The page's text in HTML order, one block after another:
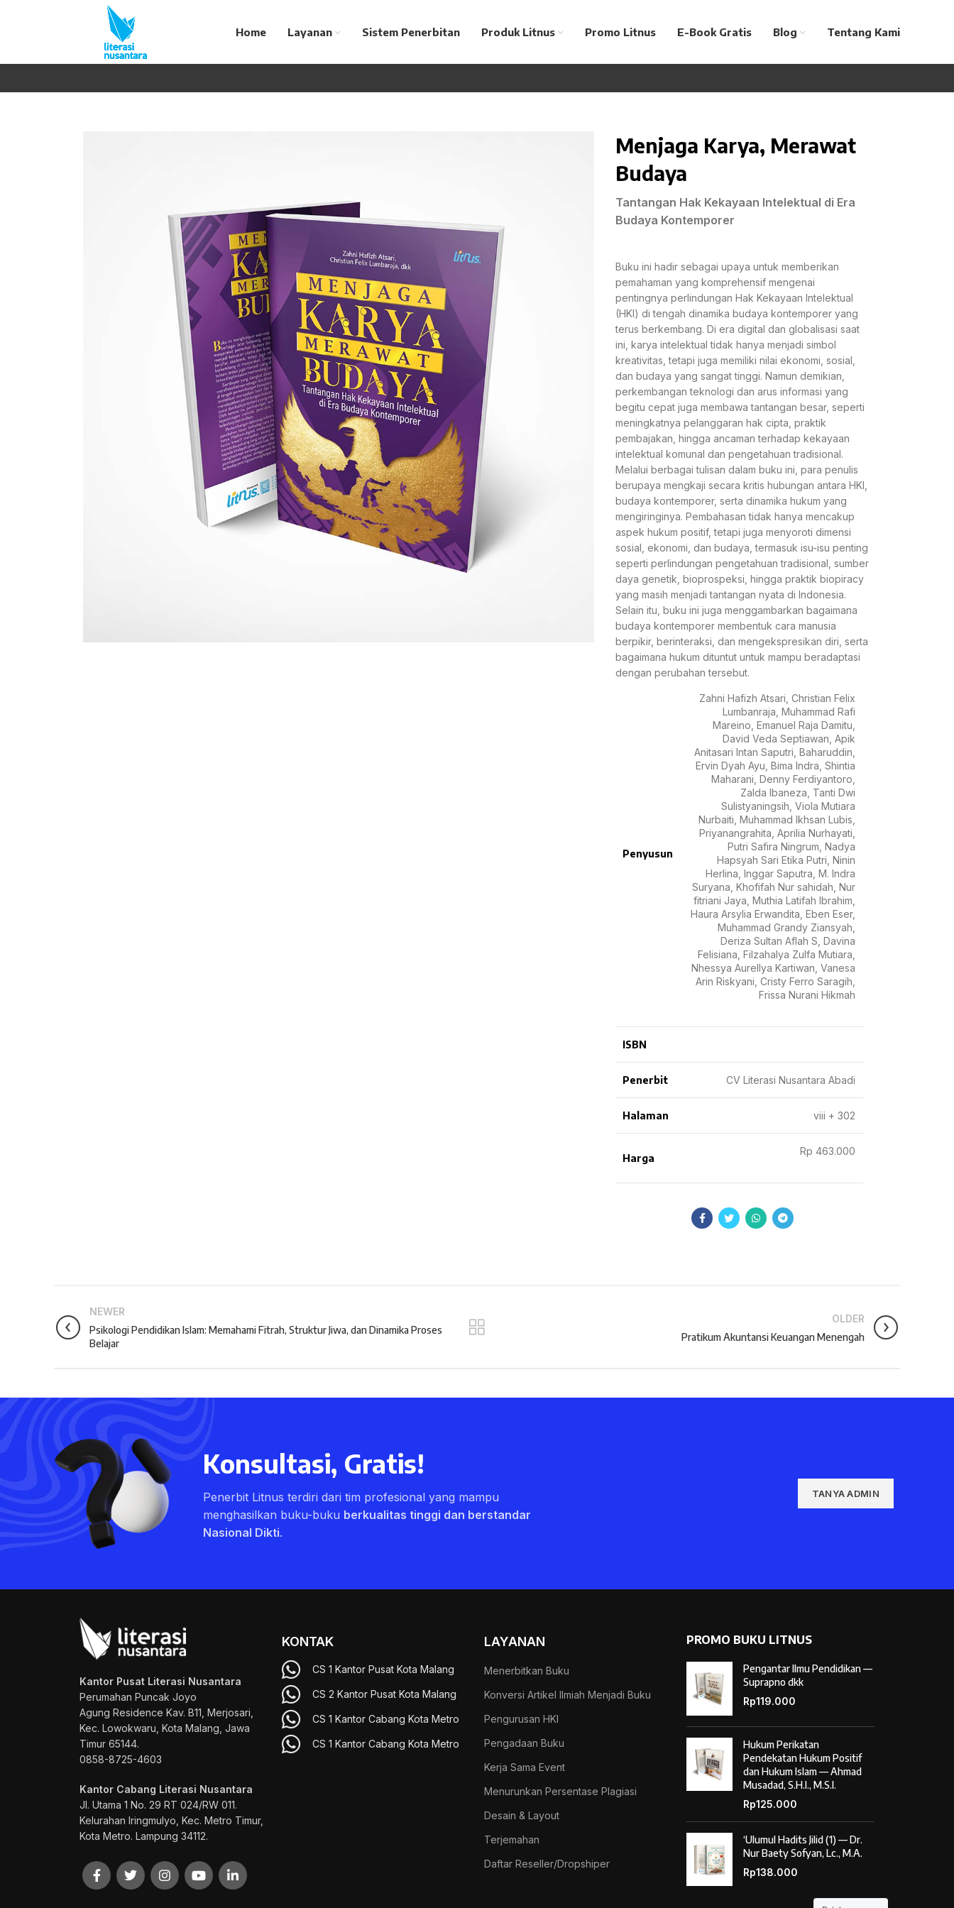
Home Layanan Sistem Penerbitan Produk Litnus Promo Litnus E-Book Gratis Blog Tentang Kami
Menjaga Karya, Merawat
Budaya
Tantangan Hak Kekayaan Intelektual di Era
Budaya Kontemporer
Buku ini hadir sebagai upaya untuk memberikan
pemahaman yang komprehensif mengenai
pentingnya perlindungan Hak Kekayaan Intelektual
(HKI) di tengah dinamika budaya kontemporer yang
terus berkembang. Di era digital dan globalisasi saat
ini, karya intelektual tidak hanya menjadi simbol
kreativitas, tetapi juga memiliki nilai ekonomi, sosial,
dan budaya yang sangat tinggi. Namun demikian,
perkembangan teknologi dan arus informasi yang
begitu cepat juga membawa tantangan besar, seperti
meningkatnya pelanggaran hak cipta, praktik
pembajakan, hingga ancaman terhadap kekayaan
intelektual komunal dan pengetahuan tradisional.
Melalui berbagai tulisan dalam buku ini, para penulis
berupaya mengkaji secara kritis hubungan antara HKI,
budaya kontemporer, serta dinamika hukum yang
mengiringinya. Pembahasan tidak hanya mencakup
aspek hukum positif, tetapi juga menyoroti dimensi
sosial, ekonomi, dan budaya, termasuk isu-isu penting
seperti perlindungan pengetahuan tradisional, sumber
daya genetik, bioprospeksi, hingga praktik biopiracy
yang masih menjadi tantangan nyata di Indonesia.
Selain itu, buku ini juga menggambarkan bagaimana
budaya kontemporer membentuk cara manusia
berpikir, berinteraksi, dan mengekspresikan diri, serta
bagaimana hukum dituntut untuk mampu beradaptasi
dengan perubahan tersebut.
Penyusun
Zahni Hafizh Atsari, Christian Felix
Lumbanraja, Muhammad Rafi
Mareino, Emanuel Raja Damitu,
David Veda Septiawan, Apik
Anitasari Intan Saputri, Baharuddin,
Ervin Dyah Ayu, Bima Indra, Shintia
Maharani, Denny Ferdiyantoro,
Zalda Ibaneza, Tanti Dwi
Sulistyaningsih, Viola Mutiara
Nurbaiti, Muhammad Ikhsan Lubis,
Priyanangrahita, Aprilia Nurhayati,
Putri Safira Ningrum, Nadya
Hapsyah Sari Etika Putri, Ninin
Herlina, Inggar Saputra, M. Indra
Suryana, Khofifah Nur sahidah, Nur
fitriani Jaya, Muthia Latifah Ibrahim,
Haura Arsylia Erwandita, Eben Eser,
Muhammad Grandy Ziansyah,
Deriza Sultan Aflah S, Davina
Felisiana, Filzahalya Zulfa Mutiara,
Nhessya Aurellya Kartiwan, Vanesa
Arin Riskyani, Cristy Ferro Saragih,
Frissa Nurani Hikmah
ISBN
Penerbit CV Literasi Nusantara Abadi
Halaman viii + 302
Harga
Rp 463.000
NEWER
Psikologi Pendidikan Islam: Memahami Fitrah, Struktur Jiwa, dan Dinamika Proses
Belajar
OLDER
Pratikum Akuntansi Keuangan Menengah
Konsultasi, Gratis!
Penerbit Litnus terdiri dari tim profesional yang mampu
menghasilkan buku-buku berkualitas tinggi dan berstandar
Nasional Dikti.
TANYA ADMIN
Kantor Pusat Literasi Nusantara
Perumahan Puncak Joyo
Agung Residence Kav. B11, Merjosari,
Kec. Lowokwaru, Kota Malang, Jawa
Timur 65144.
0858-8725-4603
Kantor Cabang Literasi Nusantara
Jl. Utama 1 No. 29 RT 024/RW 011.
Kelurahan Iringmulyo, Kec. Metro Timur,
Kota Metro. Lampung 34112.
KONTAK
CS 1 Kantor Pusat Kota Malang
CS 2 Kantor Pusat Kota Malang
CS 1 Kantor Cabang Kota Metro
CS 1 Kantor Cabang Kota Metro
LAYANAN
Menerbitkan Buku
Konversi Artikel Ilmiah Menjadi Buku
Pengurusan HKI
Pengadaan Buku
Kerja Sama Event
Menurunkan Persentase Plagiasi
Desain & Layout
Terjemahan
Daftar Reseller/Dropshiper
PROMO BUKU LITNUS
Pengantar Ilmu Pendidikan —
Suprapno dkk
Rp119.000
Hukum Perikatan
Pendekatan Hukum Positif
dan Hukum Islam — Ahmad
Musadad, S.H.I., M.S.I.
Rp125.000
‘Ulumul Hadits Jilid (1) — Dr.
Nur Baety Sofyan, Lc., M.A.
Rp138.000